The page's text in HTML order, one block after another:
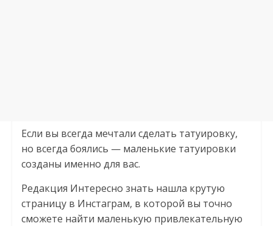
Если вы всегда мечтали сделать татуировку,
но всегда боялись — маленькие татуировки
созданы именно для вас.
Редакция Интересно знать нашла крутую
страницу в Инстаграм, в которой вы точно
сможете найти маленькую привлекательную